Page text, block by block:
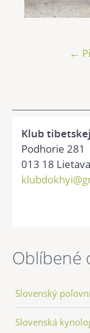
←
Klub
Podhorie 281
013 18 Lietava
Oblíbené
Slovenský
Slovenská